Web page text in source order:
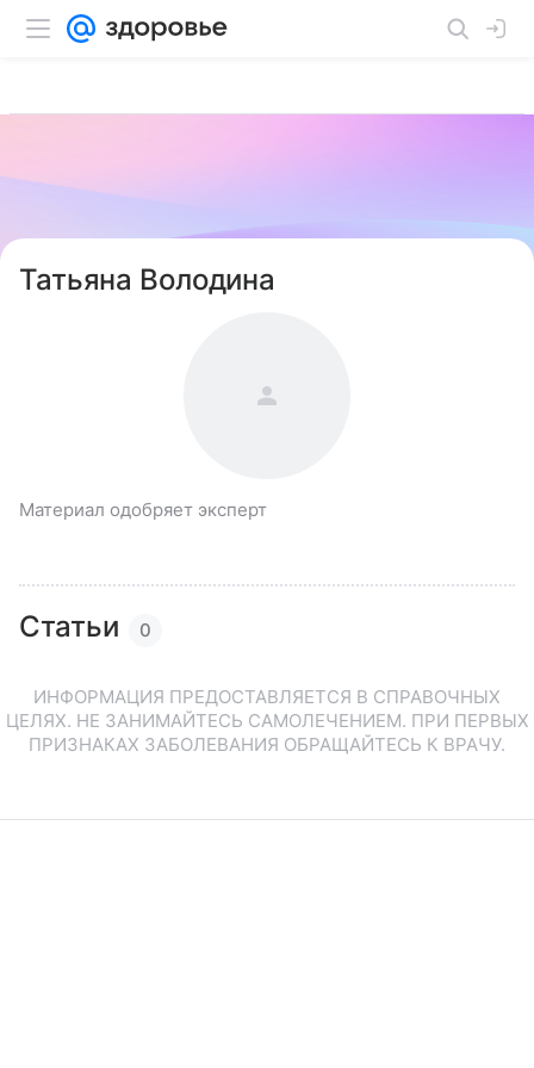
Татьяна Володина
Материал одобряет эксперт
Статьи 0
ИНФОРМАЦИЯ ПРЕДОСТАВЛЯЕТСЯ В СПРАВОЧНЫХ
ЦЕЛЯХ. НЕ ЗАНИМАЙТЕСЬ САМОЛЕЧЕНИЕМ. ПРИ ПЕРВЫХ
ПРИЗНАКАХ ЗАБОЛЕВАНИЯ ОБРАЩАЙТЕСЬ К ВРАЧУ.